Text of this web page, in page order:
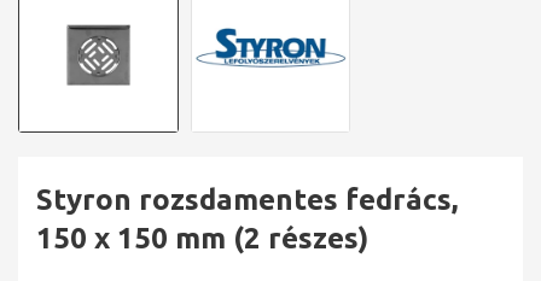
Styron rozsdamentes fedrács,
150 x 150 mm (2 részes)